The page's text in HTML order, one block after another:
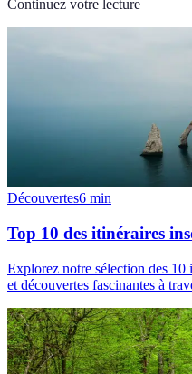
Continuez votre lecture
Découvertes6 min
Top 10 des itinéraires
Explorez notre sélection des
et découvertes fascinantes à